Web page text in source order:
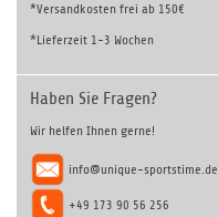
*Versandkosten frei ab 150€
*Lieferzeit 1-3 Wochen
Haben Sie Fragen?
Wir helfen Ihnen gerne!
info@unique-sportstime.de
+49 173 90 56 256